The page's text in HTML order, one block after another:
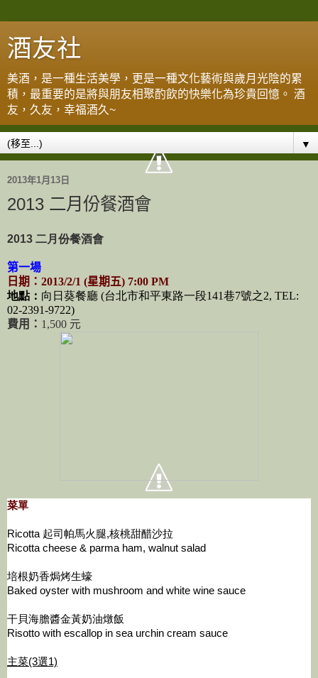
酒友社
美酒，是一種生活美學，更是一種文化藝術與歲月光陰的累
積，最重要的是將與朋友相聚酌飲的快樂化為珍貴回憶。 酒
友，久友，幸福酒久~
▼
2013年1月13日
2013 二月份餐酒會
2013 二月份餐酒會
第一場
日期：2013/2/1 (星期五) 7:00 PM
地點： 向日葵餐廳 (台北市和平東路一段141巷7號之2, TEL:
02-2391-9722)
費用： 1,500 元
菜單
Ricotta 起司帕馬火腿,核桃甜醋沙拉
Ricotta cheese & parma ham, walnut salad
培根奶香焗烤生蠔
Baked oyster with mushroom and white wine sauce
干貝海膽醬金黃奶油燉飯
Risotto with escallop in sea urchin cream sauce
主菜(3選1)